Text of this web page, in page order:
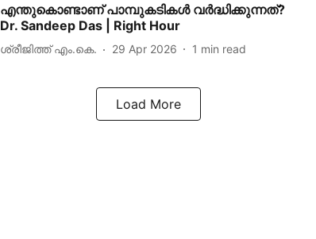
എന്തുകൊണ്ടാണ് പാമ്പുകടികള്‍ വര്‍ദ്ധിക്കുന്നത്?
Dr. Sandeep Das | Right Hour
ശ്രീജിത്ത് എം.കെ. 29 Apr 2026 1 min read
Load More